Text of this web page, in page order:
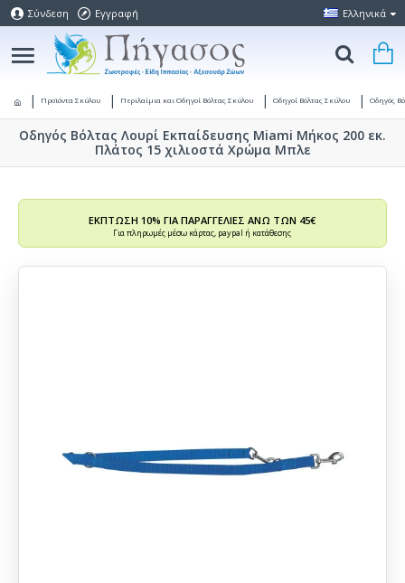
Σύνδεση Εγγραφή Ελληνικά
Προϊόντα Σκύλου Περιλαίμια και Οδηγοί Βόλτας Σκύλου Οδηγοί Βόλτας Σκύλου Οδηγός
Οδηγός Βόλτας Λουρί Εκπαίδευσης Miami Μήκος 200 εκ.
Πλάτος 15 χιλιοστά Χρώμα Μπλε
ΕΚΠΤΩΣΗ 10% ΓΙΑ ΠΑΡΑΓΓΕΛΙΕΣ ΑΝΩ ΤΩΝ 45€
Για πληρωμές μέσω κάρτας, paypal ή κατάθεσης